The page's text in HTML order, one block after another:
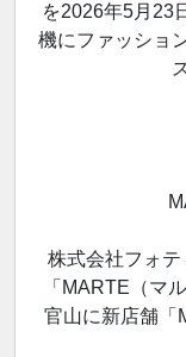
を2026年5月23
機にファッショ
株式会社フォ
「MARTE（マ
官山に新店舗「